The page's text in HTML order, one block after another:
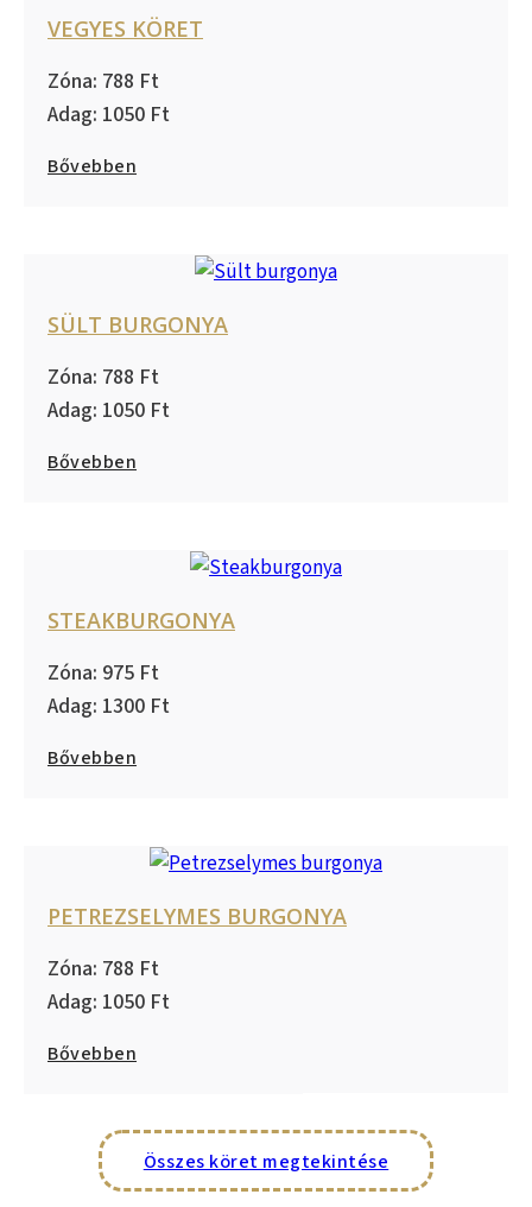
VEGYES KÖRET
788
1050
Bővebben
SÜLT BURGONYA
788
1050
Bővebben
STEAKBURGONYA
975
1300
Bővebben
PETREZSELYMES BURGONYA
788
1050
Bővebben
Összes köret megtekintése